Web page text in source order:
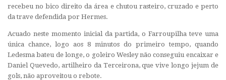
recebeu no bico direito da área e chutou rasteiro, cruzado e perto
da trave defendida por Hermes.
Acuado neste momento inicial da partida, o Farroupilha teve uma
única chance, logo aos 8 minutos do primeiro tempo, quando
Ledesma bateu de longe, o goleiro Wesley não conseguiu encaixar e
Daniel Quevedo, artilheiro da Terceirona, que vive longo jejum de
gols, não aproveitou o rebote.